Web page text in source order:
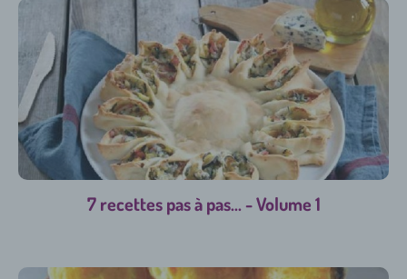
7 recettes pas à pas... - Volume 1